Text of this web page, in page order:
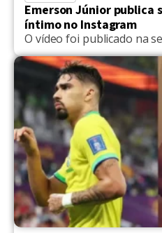
Emerson Júnior publica
íntimo no Instagram
O vídeo foi publicado na